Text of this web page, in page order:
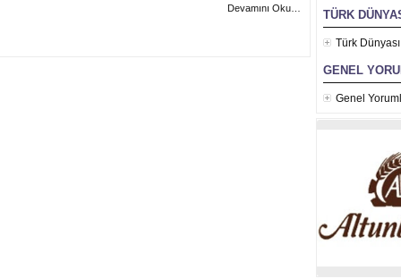
Devamını Oku… TÜRK
Türk
GENEL
Genel